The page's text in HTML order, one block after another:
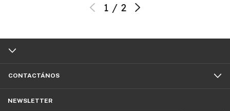
1 / 2
CONTACTÁNOS
NEWSLETTER